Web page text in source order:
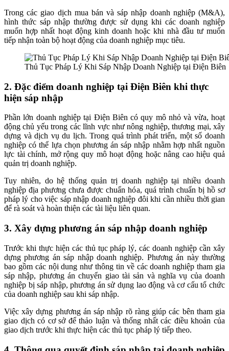
Trong các giao dịch mua bán và sáp nhập doanh nghiệp (M&A),
hình thức sáp nhập thường được sử dụng khi các doanh nghiệp
muốn hợp nhất hoạt động kinh doanh hoặc khi nhà đầu tư muốn
tiếp nhận toàn bộ hoạt động của doanh nghiệp mục tiêu.
Thủ Tục Pháp Lý Khi Sáp Nhập Doanh Nghiệp tại Điện Biên
2. Đặc điểm doanh nghiệp tại Điện Biên khi thực
hiện sáp nhập
Phần lớn doanh nghiệp tại Điện Biên có quy mô nhỏ và vừa, hoạt
động chủ yếu trong các lĩnh vực như nông nghiệp, thương mại, xây
dựng và dịch vụ du lịch. Trong quá trình phát triển, một số doanh
nghiệp có thể lựa chọn phương án sáp nhập nhằm hợp nhất nguồn
lực tài chính, mở rộng quy mô hoạt động hoặc nâng cao hiệu quả
quản trị doanh nghiệp.
Tuy nhiên, do hệ thống quản trị doanh nghiệp tại nhiều doanh
nghiệp địa phương chưa được chuẩn hóa, quá trình chuẩn bị hồ sơ
pháp lý cho việc sáp nhập doanh nghiệp đôi khi cần nhiều thời gian
để rà soát và hoàn thiện các tài liệu liên quan.
3. Xây dựng phương án sáp nhập doanh nghiệp
Trước khi thực hiện các thủ tục pháp lý, các doanh nghiệp cần xây
dựng phương án sáp nhập doanh nghiệp. Phương án này thường
bao gồm các nội dung như thông tin về các doanh nghiệp tham gia
sáp nhập, phương án chuyển giao tài sản và nghĩa vụ của doanh
nghiệp bị sáp nhập, phương án sử dụng lao động và cơ cấu tổ chức
của doanh nghiệp sau khi sáp nhập.
Việc xây dựng phương án sáp nhập rõ ràng giúp các bên tham gia
giao dịch có cơ sở để thảo luận và thống nhất các điều khoản của
giao dịch trước khi thực hiện các thủ tục pháp lý tiếp theo.